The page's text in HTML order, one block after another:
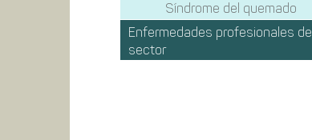
Síndrome del quemado
Enfermedades profesionales del
sector